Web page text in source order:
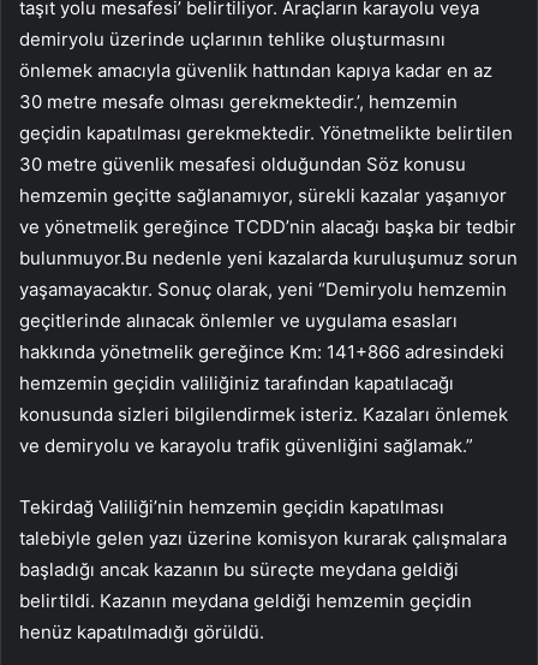
taşıt yolu mesafesi’ belirtiliyor. Araçların karayolu veya
demiryolu üzerinde uçlarının tehlike oluşturmasını
önlemek amacıyla güvenlik hattından kapıya kadar en az
30 metre mesafe olması gerekmektedir.’, hemzemin
geçidin kapatılması gerekmektedir. Yönetmelikte belirtilen
30 metre güvenlik mesafesi olduğundan Söz konusu
hemzemin geçitte sağlanamıyor, sürekli kazalar yaşanıyor
ve yönetmelik gereğince TCDD’nin alacağı başka bir tedbir
bulunmuyor.Bu nedenle yeni kazalarda kuruluşumuz sorun
yaşamayacaktır. Sonuç olarak, yeni “Demiryolu hemzemin
geçitlerinde alınacak önlemler ve uygulama esasları
hakkında yönetmelik gereğince Km: 141+866 adresindeki
hemzemin geçidin valiliğiniz tarafından kapatılacağı
konusunda sizleri bilgilendirmek isteriz. Kazaları önlemek
ve demiryolu ve karayolu trafik güvenliğini sağlamak.”
Tekirdağ Valiliği’nin hemzemin geçidin kapatılması
talebiyle gelen yazı üzerine komisyon kurarak çalışmalara
başladığı ancak kazanın bu süreçte meydana geldiği
belirtildi. Kazanın meydana geldiği hemzemin geçidin
henüz kapatılmadığı görüldü.